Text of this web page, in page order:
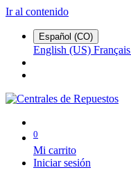
Ir al contenido
Español (CO)
English (US) Français
0
Mi carrito
Iniciar sesión